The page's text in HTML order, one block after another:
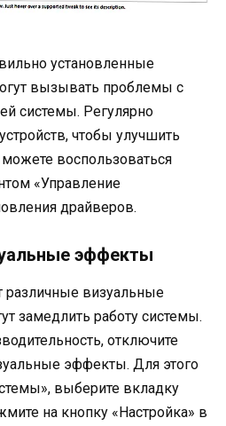
установленные
вызывать проблемы с
системы. Регулярно
чтобы улучшить
воспользоваться
«Управление
драйверов.
эффекты
различные визуальные
замедлить работу системы.
отключите
эффекты. Для этого
выберите вкладку
на кнопку «Настройка» в